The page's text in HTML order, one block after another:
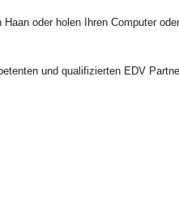
oder holen Ihren Computer
und qualifizierten EDV